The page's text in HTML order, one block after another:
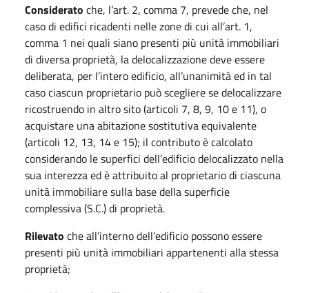
Considerato che, l’art. 2, comma 7, prevede che, nel
caso di edifici ricadenti nelle zone di cui all’art. 1,
comma 1 nei quali siano presenti più unità immobiliari
di diversa proprietà, la delocalizzazione deve essere
deliberata, per l’intero edificio, all’unanimità ed in tal
caso ciascun proprietario può scegliere se delocalizzare
ricostruendo in altro sito (articoli 7, 8, 9, 10 e 11), o
acquistare una abitazione sostitutiva equivalente
(articoli 12, 13, 14 e 15); il contributo è calcolato
considerando le superfici dell’edificio delocalizzato nella
sua interezza ed è attribuito al proprietario di ciascuna
unità immobiliare sulla base della superficie
complessiva (S.C.) di proprietà.
Rilevato che all’interno dell’edificio possono essere
presenti più unità immobiliari appartenenti alla stessa
proprietà;